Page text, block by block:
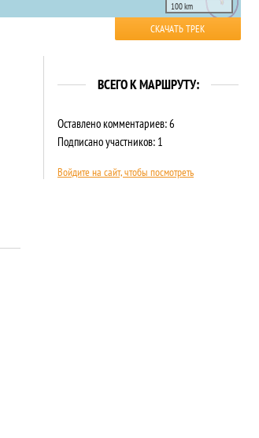
100 km
СКАЧАТЬ ТРЕК
ВСЕГО К МАРШРУТУ:
Оставлено комментариев: 6
Подписано участников: 1
Войдите на сайт, чтобы посмотреть